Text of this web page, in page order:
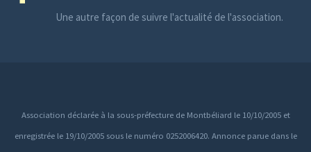
Une autre façon de suivre l'actualité de l'association.
Association déclarée à la sous-préfecture de Montbéliard le 10/10/2005 et
enregistrée le 19/10/2005 sous le numéro 0252006420. Annonce parue dans le